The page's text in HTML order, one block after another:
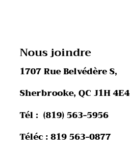
Nous joindre
1707 Rue Belvédère S,
Sherbrooke, QC J1H 4E4
Tél : (819) 563-5956
Téléc : 819 563-0877